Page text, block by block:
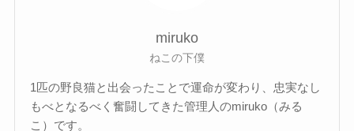
miruko
ねこの下僕
1匹の野良猫と出会ったことで運命が変わり、忠実なし
もべとなるべく奮闘してきた管理人のmiruko（みる
こ）です。